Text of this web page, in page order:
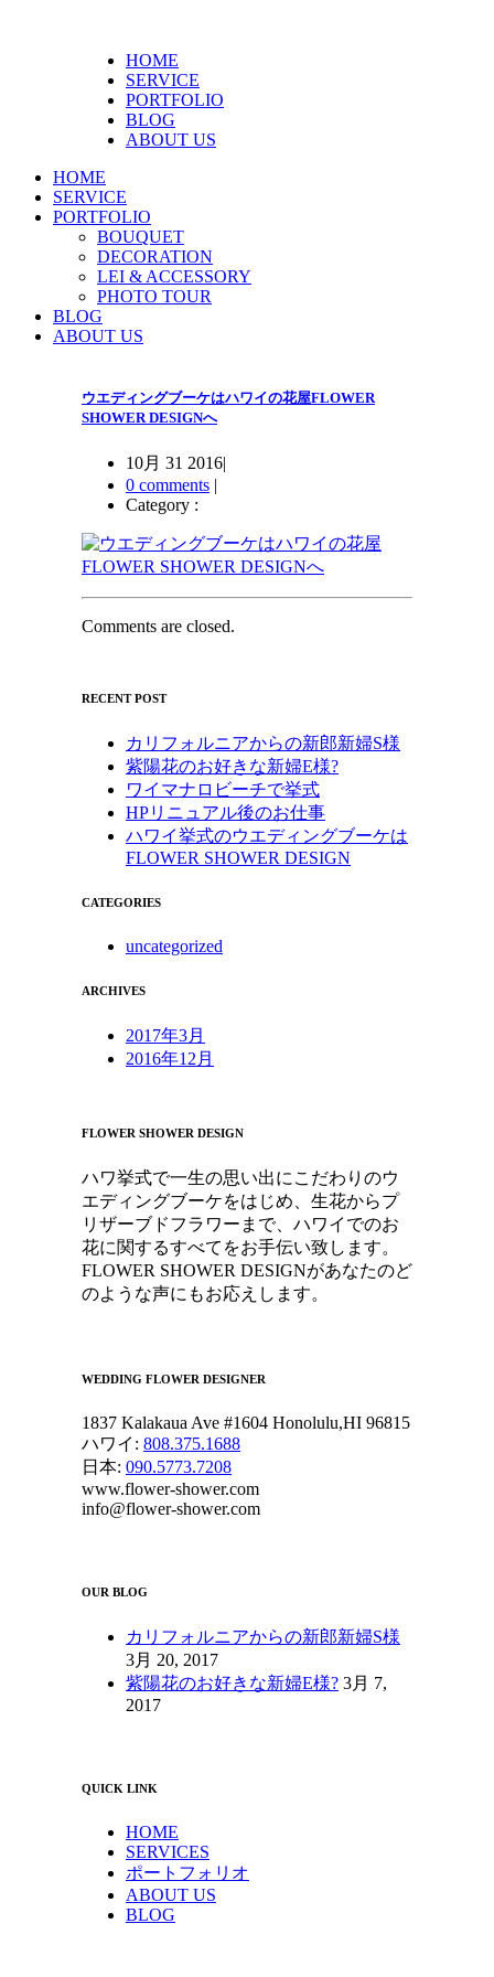
HOME
SERVICE
PORTFOLIO
BLOG
ABOUT US
HOME
SERVICE
PORTFOLIO
BOUQUET
DECORATION
LEI & ACCESSORY
PHOTO TOUR
BLOG
ABOUT US
ウエディングブーケはハワイの花屋FLOWER
SHOWER DESIGNへ
10月 31 2016|
0 comments |
Category :
Comments are closed.
RECENT POST
カリフォルニアからの新郎新婦S様
紫陽花のお好きな新婦E様?
ワイマナロビーチで挙式
HPリニュアル後のお仕事
ハワイ挙式のウエディングブーケは
FLOWER SHOWER DESIGN
CATEGORIES
uncategorized
ARCHIVES
2017年3月
2016年12月
FLOWER SHOWER DESIGN
ハワ挙式で一生の思い出にこだわりのウ
エディングブーケをはじめ、生花からプ
リザーブドフラワーまで、ハワイでのお
花に関するすべてをお手伝い致します。
FLOWER SHOWER DESIGNがあなたのど
のような声にもお応えします。
WEDDING FLOWER DESIGNER
1837 Kalakaua Ave #1604 Honolulu,HI 96815
ハワイ: 808.375.1688
日本: 090.5773.7208
www.flower-shower.com
info@flower-shower.com
OUR BLOG
カリフォルニアからの新郎新婦S様
3月 20, 2017
紫陽花のお好きな新婦E様? 3月 7,
2017
QUICK LINK
HOME
SERVICES
ポートフォリオ
ABOUT US
BLOG